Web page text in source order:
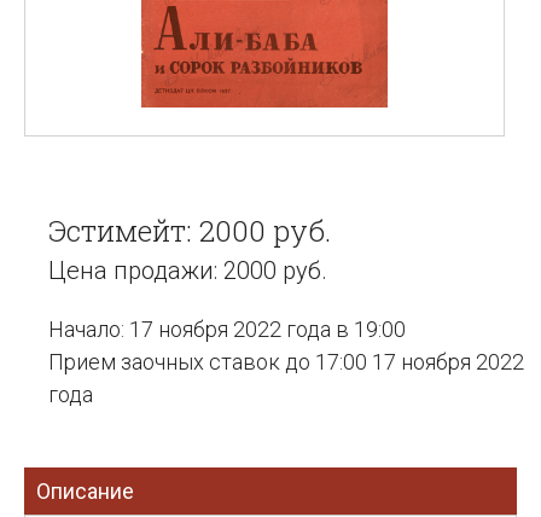
Эстимейт: 2000 руб.
Цена продажи: 2000 руб.
Начало: 17 ноября 2022 года в 19:00
Прием заочных ставок до 17:00 17 ноября 2022
года
Описание